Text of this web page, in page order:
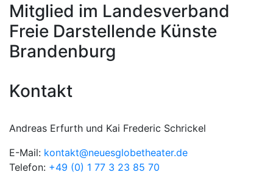
Mitglied im Landesverband
Freie Darstellende Künste
Brandenburg
Kontakt
Andreas Erfurth und Kai Frederic Schrickel
E-Mail: kontakt@neuesglobetheater.de
Telefon: +49 (0) 1 77 3 23 85 70